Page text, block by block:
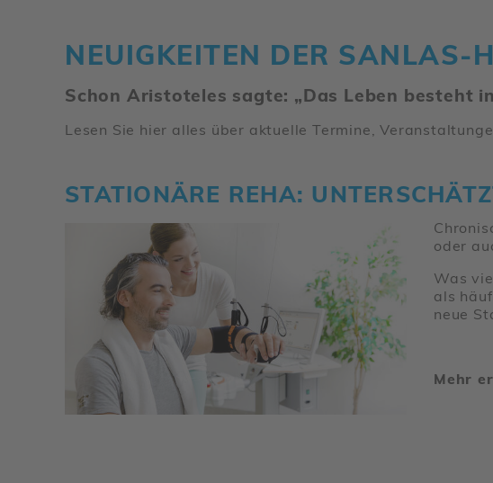
NEUIG­KEITEN DER SANLAS-
Schon Aris­to­teles sagte: „Das Leben besteht
Lesen Sie hier alles über aktu­elle Termine,
STATIO­NÄRE REHA:
oder
Was
als
neue
Mehr